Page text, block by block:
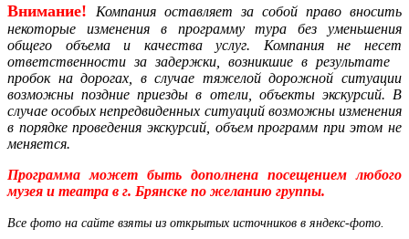
Внимание!
Компания оставляет за собой право вносить
некоторые изменения в программу тура без уменьшения
общего объема и качества услуг. Компания не несет
ответственности за задержки, возникшие в результате
пробок на дорогах, в случае тяжелой дорожной ситуации
возможны поздние приезды в отели, объекты экскурсий. В
случае особых непредвиденных ситуаций возможны изменения
в порядке проведения экскурсий, объем программ при этом не
меняется.
Программа может быть дополнена посещением любого
музея и театра в г. Брянске по желанию группы.
Все фото на сайте взяты из открытых источников в яндекс-фото.